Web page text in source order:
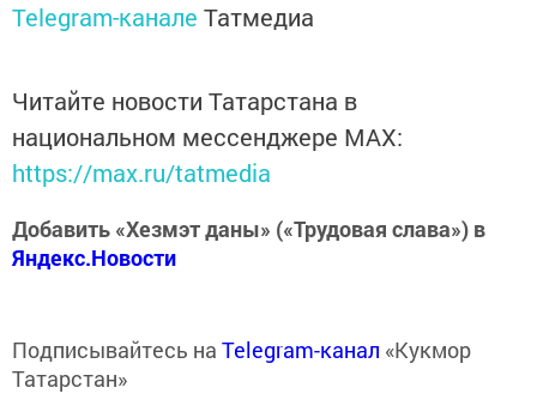
Telegram-канале Татмедиа
Читайте новости Татарстана в
национальном мессенджере MАХ:
https://max.ru/tatmedia
Добавить «Хезмэт даны» («Трудовая слава») в
Яндекс.Новости
Подписывайтесь на Telegram-канал «Кукмор
Татарстан»